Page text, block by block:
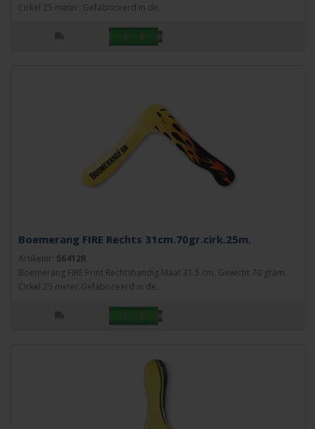
Cirkel 25 meter. Gefabriceerd in de..
Boemerang FIRE Rechts 31cm.70gr.cirk.25m.
Artikelnr: 56412R
Boemerang FIRE Print Rechtshandig.Maat 31.5 cm. Gewicht 70 gram.
Cirkel 25 meter.Gefabriceerd in de..